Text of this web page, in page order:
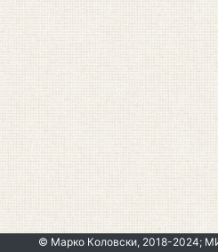
© Марко Коловски, 2018-2024;